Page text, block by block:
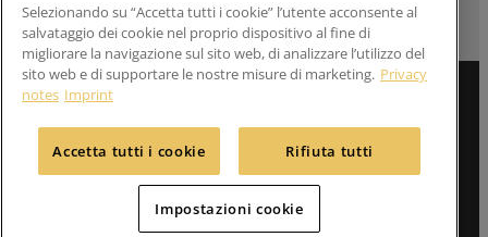
Dichiarazioni sulla privacy
© 2026 Bitburger Braugruppe GmbH
Selezionando su “Accetta tutti i cookie” l’utente acconsente al
salvataggio dei cookie nel proprio dispositivo al fine di
migliorare la navigazione sul sito web, di analizzare l’utilizzo del
sito web e di supportare le nostre misure di marketing. Privacy
notes Imprint
Accetta tutti i cookie Rifiuta tutti
Impostazioni cookie